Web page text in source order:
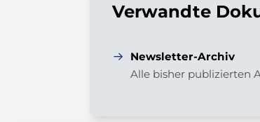
Verwandte
Newsletter-Archiv
Alle bisher publizierten